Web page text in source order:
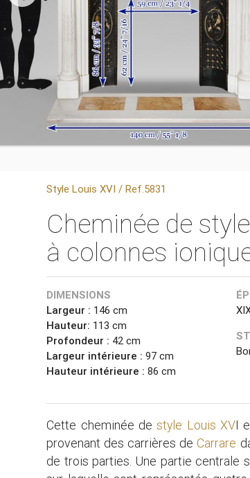
Style Louis XVI / Ref.5831
Cheminée de
à colonnes
DIMENSIONS
Largeur : 146 cm
Hauteur: 113 cm
Profondeur : 42 cm
Largeur intérieure :97 cm
Hauteur intérieure :86 cm
Cette cheminée destyle Louis XVI
provenant des carrières de Carrare
de trois parties. Une partie centrale